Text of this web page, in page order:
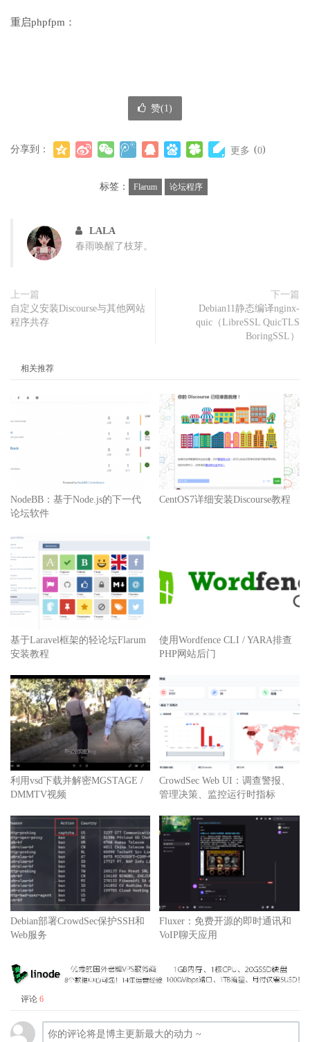
重启phpfpm：
赞(1)
分享到： 更多 (0)
标签： Flarum 论坛程序
LALA
春雨唤醒了枝芽。
上一篇
自定义安装Discourse与其他网站
程序共存
下一篇
Debian11静态编译nginx-
quic（LibreSSL QuicTLS
BoringSSL）
相关推荐
NodeBB：基于Node.js的下一代
论坛软件
CentOS7详细安装Discourse教程
基于Laravel框架的轻论坛Flarum
安装教程
使用Wordfence CLI / YARA排查
PHP网站后门
利用vsd下载并解密MGSTAGE /
DMMTV视频
CrowdSec Web UI：调查警报、
管理决策、监控运行时指标
Debian部署CrowdSec保护SSH和
Web服务
Fluxer：免费开源的即时通讯和
VoIP聊天应用
评论 6